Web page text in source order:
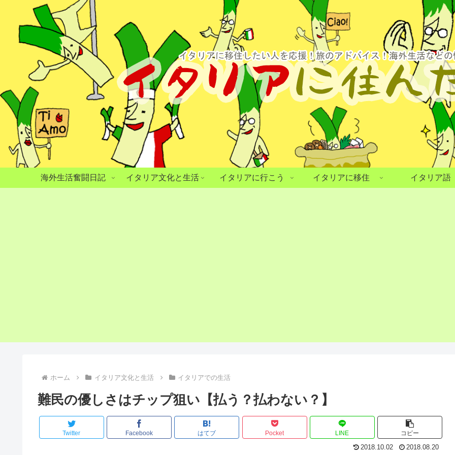
海外生活奮闘日記 イタリア文化と生活 イタリアに行こう イタリアに移住 イタリア語
ホーム イタリア文化と生活 イタリアでの生活
難民の優しさはチップ狙い【払う？払わない？】
Twitter Facebook はてブ Pocket LINE コピー
2018.10.02 2018.08.20